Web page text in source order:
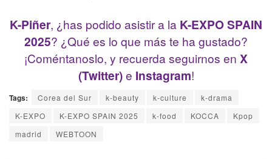
K-Piñer, ¿has podido asistir a la K-EXPO SPAIN
2025? ¿Qué es lo que más te ha gustado?
¡Coméntanoslo, y recuerda seguirnos en X
(Twitter)e Instagram!
Tags: Corea del Sur k-beauty k-culture
k-drama
K-EXPO
K-EXPO SPAIN 2025 k-food KOCCA
Kpop
madrid
WEBTOON